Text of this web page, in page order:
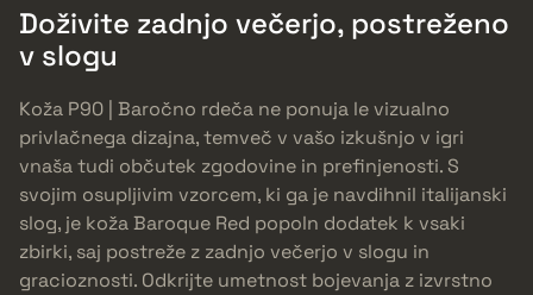
Doživite zadnjo večerjo, postreženo
v slogu
Koža P90 | Baročno rdeča ne ponuja le vizualno
privlačnega dizajna, temveč v vašo izkušnjo v igri
vnaša tudi občutek zgodovine in prefinjenosti. S
svojim osupljivim vzorcem, ki ga je navdihnil italijanski
slog, je koža Baroque Red popoln dodatek k vsaki
zbirki, saj postreže z zadnjo večerjo v slogu in
gracioznosti. Odkrijte umetnost bojevanja z izvrstno